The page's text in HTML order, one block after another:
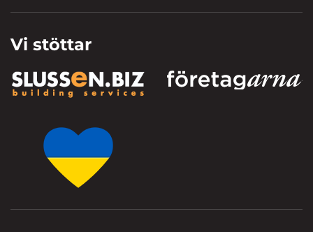
Vi stöttar